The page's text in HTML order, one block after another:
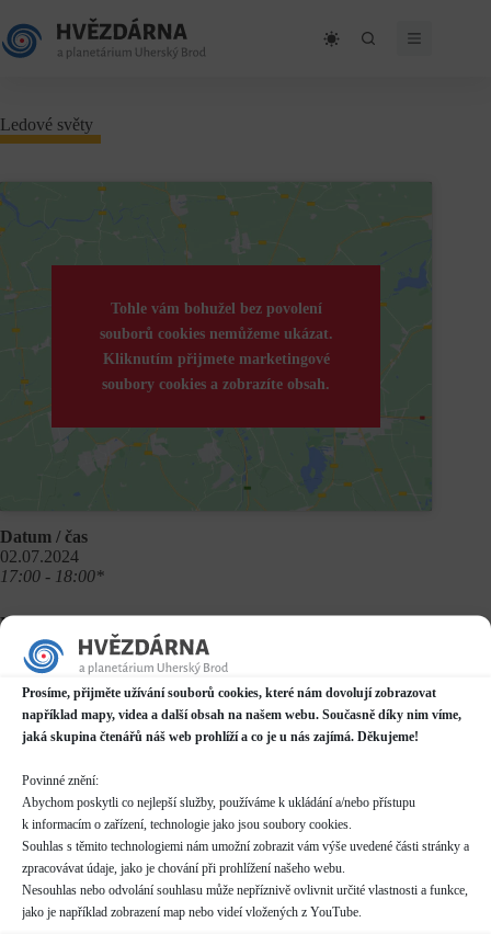
Prosíme, přijměte užívání souborů cookies, které nám dovolují zobrazovat
například mapy, videa a další obsah na našem webu. Současně díky nim víme,
jaká skupina čtenářů náš web prohlíží a co je u nás zajímá. Děkujeme!
Povinné znění:
Abychom poskytli co nejlepší služby, používáme k ukládání a/nebo přístupu
k informacím o zařízení, technologie jako jsou soubory cookies.
Souhlas s těmito technologiemi nám umožní zobrazit vám výše uvedené části stránky a
zpracovávat údaje, jako je chování při prohlížení našeho webu.
Nesouhlas nebo odvolání souhlasu může nepříznivě ovlivnit určité vlastnosti a funkce,
jako je například zobrazení map nebo videí vložených z YouTube.
to
content
Ledové světy
Tohle vám bohužel bez povolení
souborů cookies nemůžeme ukázat.
Kliknutím přijmete marketingové
soubory cookies a zobrazíte obsah.
Datum / čas
02.07.2024
17:00 - 18:00*
Místo konání
Planetárium v Domě kultury
Mariánské náměstí 2187, Uherský Brod
Další informace o dostupnosti a parkování
Kategorie
Rezervace
není nutná
skupiny více než 10 osob nutno hlásit předem (telefon/email)
pro skupiny více než 20 osob nutno dohodnout individuální
termín